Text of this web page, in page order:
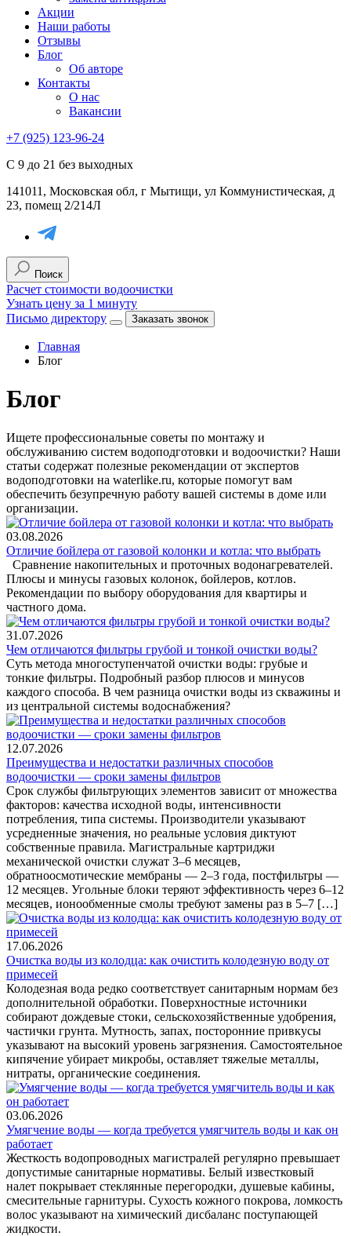
Акции
Наши работы
Отзывы
Блог
Об авторе
Контакты
О нас
Вакансии
+7 (925) 123-96-24
С 9 до 21 без выходных
141011, Московская обл, г Мытищи, ул Коммунистическая, д
23, помещ 2/214Л
Поиск
Расчет стоимости водоочистки
Узнать цену за 1 минуту
Письмо директору
Заказать звонок
Главная
Блог
Блог
Ищете профессиональные советы по монтажу и
обслуживанию систем водоподготовки и водоочистки? Наши
статьи содержат полезные рекомендации от экспертов
водоподготовки на waterlike.ru, которые помогут вам
обеспечить безупречную работу вашей системы в доме или
организации.
03.08.2026
Отличие бойлера от газовой колонки и котла: что выбрать
Сравнение накопительных и проточных водонагревателей.
Плюсы и минусы газовых колонок, бойлеров, котлов.
Рекомендации по выбору оборудования для квартиры и
частного дома.
31.07.2026
Чем отличаются фильтры грубой и тонкой очистки воды?
Суть метода многоступенчатой очистки воды: грубые и
тонкие фильтры. Подробный разбор плюсов и минусов
каждого способа. В чем разница очистки воды из скважины и
из центральной системы водоснабжения?
12.07.2026
Преимущества и недостатки различных способов
водоочистки — сроки замены фильтров
Срок службы фильтрующих элементов зависит от множества
факторов: качества исходной воды, интенсивности
потребления, типа системы. Производители указывают
усредненные значения, но реальные условия диктуют
собственные правила. Магистральные картриджи
механической очистки служат 3–6 месяцев,
обратноосмотические мембраны — 2–3 года, постфильтры —
12 месяцев. Угольные блоки теряют эффективность через 6–12
месяцев, ионообменные смолы требуют замены раз в 5–7 […]
17.06.2026
Очистка воды из колодца: как очистить колодезную воду от
примесей
Колодезная вода редко соответствует санитарным нормам без
дополнительной обработки. Поверхностные источники
собирают дождевые стоки, сельскохозяйственные удобрения,
частички грунта. Мутность, запах, посторонние привкусы
указывают на высокий уровень загрязнения. Самостоятельное
кипячение убирает микробы, оставляет тяжелые металлы,
нитраты, органические соединения.
03.06.2026
Умягчение воды — когда требуется умягчитель воды и как он
работает
Жесткость водопроводных магистралей регулярно превышает
допустимые санитарные нормативы. Белый известковый
налет покрывает стеклянные перегородки, душевые кабины,
смесительные гарнитуры. Сухость кожного покрова, ломкость
волос указывают на химический дисбаланс поступающей
жидкости.